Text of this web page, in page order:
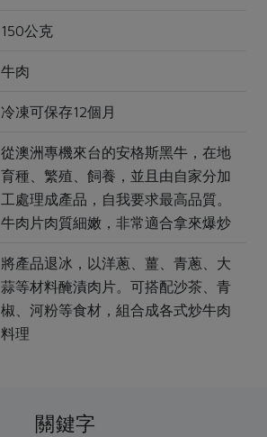
150公克
牛肉
冷凍可保存12個月
從澳洲專機來台的安格斯黑牛，在地
育種、繁殖、飼養，並且由自家分加
工處理成產品，自我要求最高品質。
牛肉片肉質細嫩，非常適合拿來爆炒
將產品退冰，以洋蔥、薑、青蔥、大
蒜等材料醃漬肉片。可搭配沙茶、青
椒、河粉等食材，組合成各式炒牛肉
料理
關鍵字